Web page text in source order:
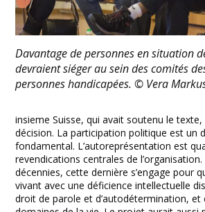
Davantage de personnes en situation
devraient siéger au sein des comités
personnes handicapées. © Vera
insieme Suisse, qui avait soutenu le
décision. La participation politique est un
fondamental. L’autoreprésentation est
revendications centrales de
décennies, cette dernière s’engage pour
vivant avec une déficience intellectuelle
droit de parole et d’autodétermination, et